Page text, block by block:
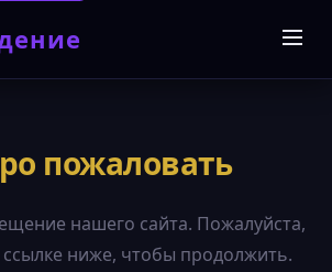
пожаловать
нашего сайта. Пожалуйста,
ниже, чтобы продолжить.